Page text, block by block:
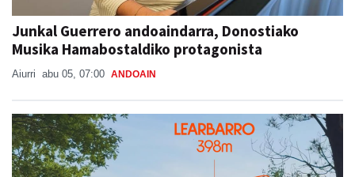
Junkal Guerrero andoaindarra, Donostiako
Musika Hamabostaldiko protagonista
Aiurri abu 05, 07:00 ANDOAIN